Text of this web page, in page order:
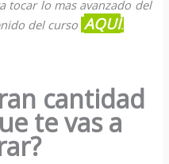
tocar lo mas avanzado del
del curso AQUÍ.
cantidad
te vas a